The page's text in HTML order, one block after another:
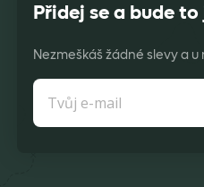
Přidej se a bude
Nezmeškáš žádné slevy a